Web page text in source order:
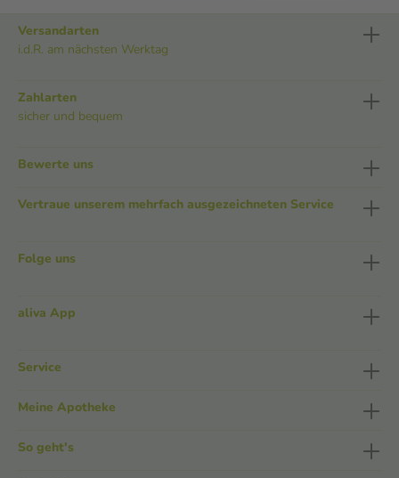
Versandarten
i.d.R. am nächsten Werktag
Zahlarten
sicher und bequem
Bewerte uns
Vertraue unserem mehrfach ausgezeichneten Service
Folge uns
aliva App
Service
Meine Apotheke
So geht's